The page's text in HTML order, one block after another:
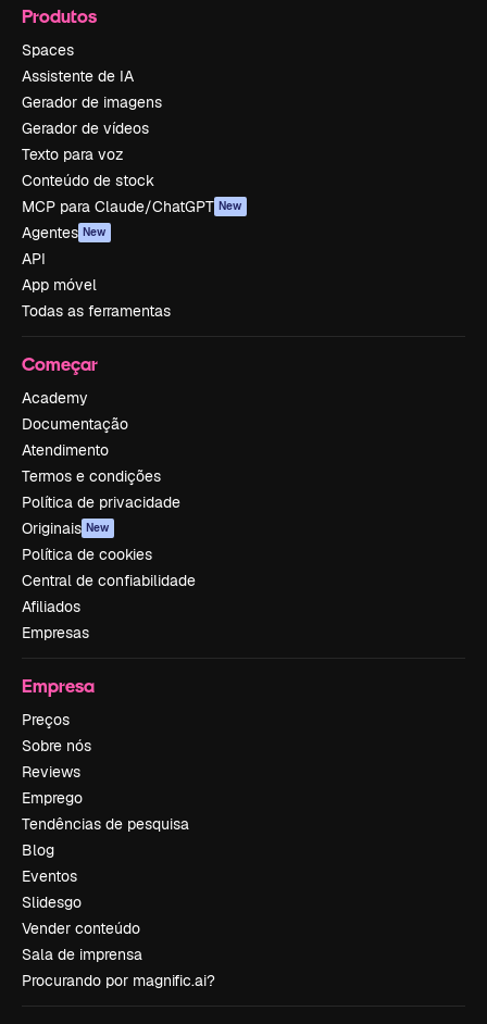
Produtos
Spaces
Assistente de IA
Gerador de imagens
Gerador de vídeos
Texto para voz
Conteúdo de stock
MCP para Claude/ChatGPT New
Agentes New
API
App móvel
Todas as ferramentas
Começar
Academy
Documentação
Atendimento
Termos e condições
Política de privacidade
Originais New
Política de cookies
Central de confiabilidade
Afiliados
Empresas
Empresa
Preços
Sobre nós
Reviews
Emprego
Tendências de pesquisa
Blog
Eventos
Slidesgo
Vender conteúdo
Sala de imprensa
Procurando por magnific.ai?